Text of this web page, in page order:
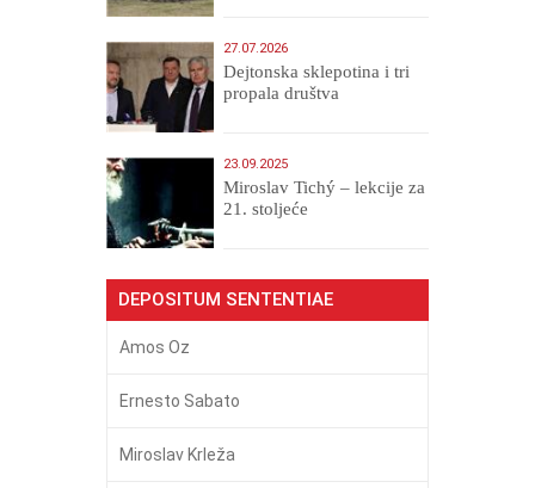
27.07.2026
Dejtonska sklepotina i tri
propala društva
23.09.2025
Miroslav Tichý – lekcije za
21. stoljeće
DEPOSITUM SENTENTIAE
Amos Oz
Ernesto Sabato
Miroslav Krleža